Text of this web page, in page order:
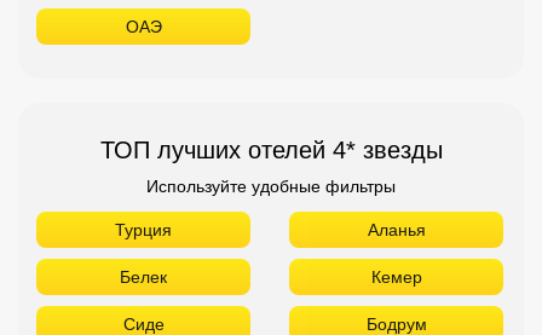
ОАЭ
ТОП лучших отелей 4* звезды
Используйте удобные фильтры
Турция Аланья
Белек Кемер
Сиде Бодрум